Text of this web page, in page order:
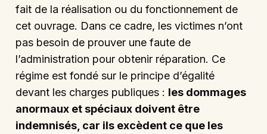
fait de la réalisation ou du fonctionnement de
cet ouvrage. Dans ce cadre, les victimes n’ont
pas besoin de prouver une faute de
l’administration pour obtenir réparation. Ce
régime est fondé sur le principe d’égalité
devant les charges publiques : les dommages
anormaux et spéciaux doivent être
indemnisés, car ils excèdent ce que les